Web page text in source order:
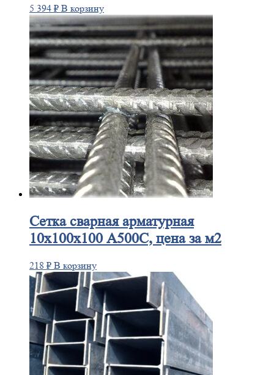
5 394 ₽ В корзину
Сеткасварная арматурная
10х100х100 А500С, цена за м2
218 ₽ В корзину